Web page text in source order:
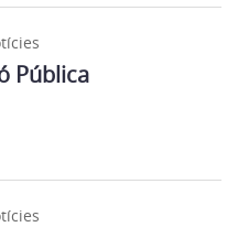
Pública